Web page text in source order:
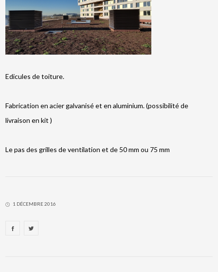
Edicules de toiture.
Fabrication en acier galvanisé et en aluminium. (possibilité de
livraison en kit )
Le pas des grilles de ventilation et de 50 mm ou 75 mm
1 DÉCEMBRE 2016